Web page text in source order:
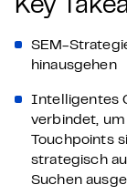
Key
SEM-
hinausgehen
Intelligentes
verbindet,
Touchpoints
strategisch
Suchen